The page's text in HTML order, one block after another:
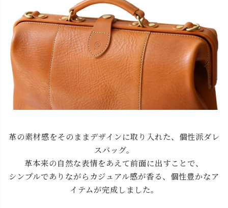
革の素材感をそのままデザインに取り入れた、個性派ダレ
スバッグ。
革本来の自然な表情をあえて前面に出すことで、
シンプルでありながらカジュアル感が香る、個性豊かなア
イテムが完成しました。